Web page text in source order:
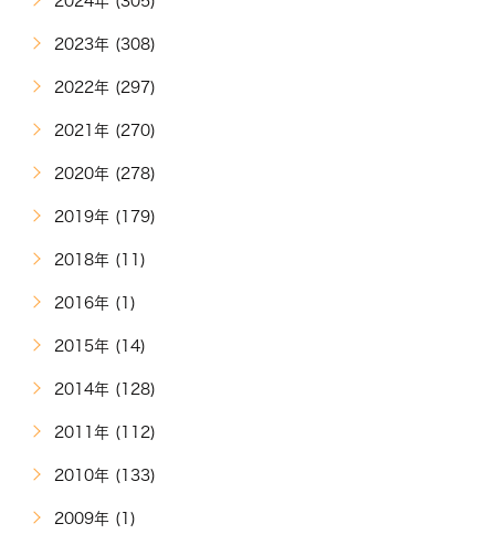
2023年 (308)
2022年 (297)
2021年 (270)
2020年 (278)
2019年 (179)
2018年 (11)
2016年 (1)
2015年 (14)
2014年 (128)
2011年 (112)
2010年 (133)
2009年 (1)